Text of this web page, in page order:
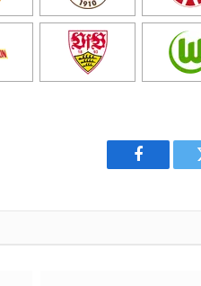
Facebook